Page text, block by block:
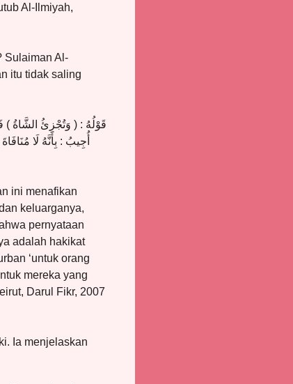
Al-Ilmiyah,
Sulaiman Al-
itu tidak saling
قَوْلُهُ : ( وَتُجْزِئُ الشَّاةُ )
أُجِيبُ : بِأَنَّهُ لَا
ini menafikan
keluarganya,
pernyataan
adalah hakikat
‘untuk orang
mereka yang
Darul Fikr, 2007
Ia menjelaskan